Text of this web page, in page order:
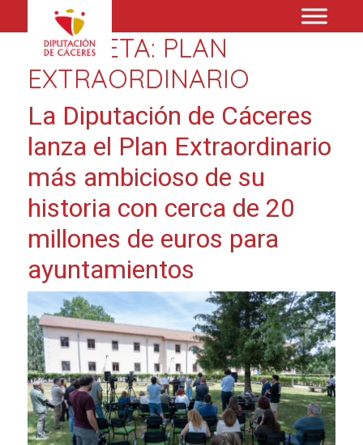
ETIQUETA: PLAN
EXTRAORDINARIO
La Diputación de Cáceres
lanza el Plan Extraordinario
más ambicioso de su
historia con cerca de 20
millones de euros para
ayuntamientos